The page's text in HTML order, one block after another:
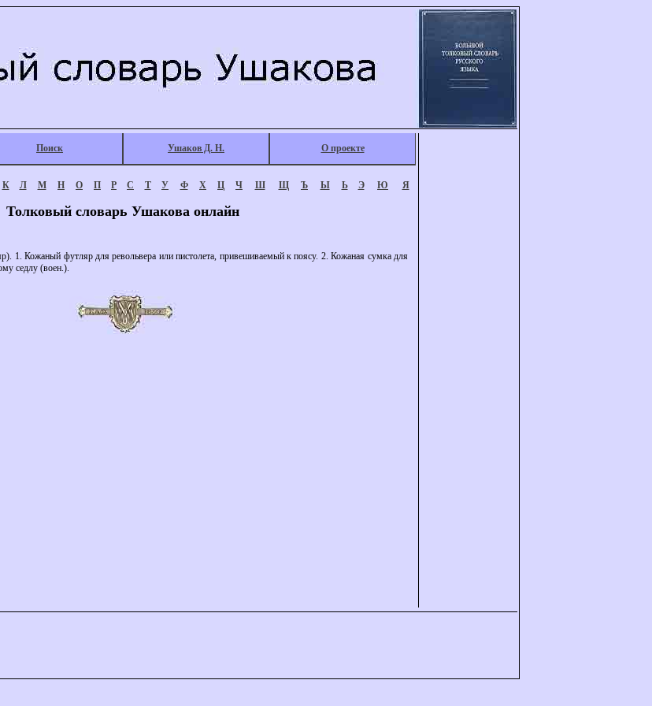
Поиск Ушаков Д. Н. О проекте
К Л М Н О П Р С Т У Ф Х Ц Ч Ш Щ Ъ Ы Ь Э Ю Я
Толковый словарь Ушакова онлайн
Кожаный футляр для револьвера или пистолета, привешиваемый к поясу. 2. Кожаная сумка для
седлу (воен.).